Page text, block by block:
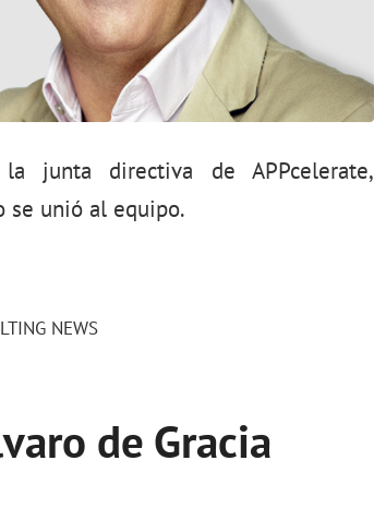
junta directiva de APPcelerate,
se unió al equipo.
NEWS
de Gracia